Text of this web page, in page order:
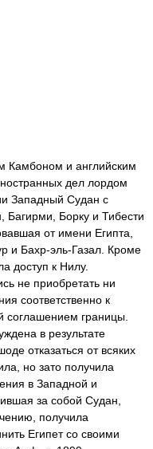
Камбоном и английским
дел лордом
Западный Судан с
Борку и Тибести
от имени Египта,
и Бахр-эль-Газал. Кроме
доступ к Нилу.
не приобретать ни
соответственно к
соглашением границы.
в результате
отказаться от всяких
но зато получила
в Западной и
за собой Судан,
получила
Египет со своими